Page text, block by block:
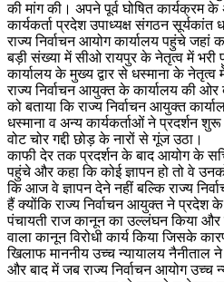
की मांग की। अपने पूर्व घोषित कार्यक्रम
कार्यकर्ता प्रदेश उपाध्यक्ष संगठन
राज्य निर्वाचन आयोग कार्यालय पहुंचे जहां
बड़ी संख्या में सीओ रायपुर के नेतृत्व में
कार्यालय के मुख्य द्वार से धस्माना के नेतृत्व
राज्य निर्वाचन आयुक्त के कार्यालय की
को बताया कि राज्य निर्वाचन आयुक्त
धस्माना व अन्य कार्यकर्ताओं ने प्रदर्शन
वोट चोर गद्दी छोड़ के नारों से गूंज उठा।
काफी देर तक प्रदर्शन के बाद आयोग के
पहुंचे और कहा कि कोई ज्ञापन हो तो वे
कि आज वे ज्ञापन देने नहीं बल्कि राज्य
हैं क्योंकि राज्य निर्वाचन आयुक्त ने प्रदेश
पंचायती राज कानून का उल्लंघन किया और
वाला कानून विरोधी कार्य किया जिसके
खिलाफ माननीय उच्च न्यायालय नैनीताल
और बाद में जब राज्य निर्वाचन आयोग